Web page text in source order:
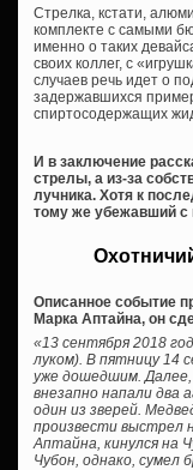
Стрелка, кстати,
комплекте с самыми
именно о таких
своих коллег, с
случаев речь идет о
задержавшихся
спиртосодержащих
И в заключение
стрелы, а из-за
лучника. Хотя к
тому же убежавший с
Описанное событие
Марка Аптайна, он
«13 сентября 2018
луком). В пятницу 14
уже дошедшим. Далее,
внезапно напали два
один из зверей.
произвести выстрел
Аптайна, кинулся на
Чубон, однако, сумел